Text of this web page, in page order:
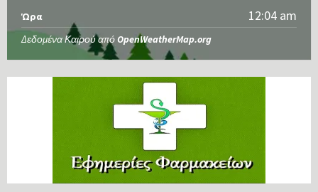
Ώρα 12:04 am
Δεδομένα Καιρού από OpenWeatherMap.org